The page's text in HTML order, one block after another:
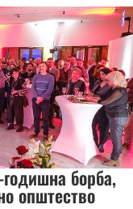
борба,
општество